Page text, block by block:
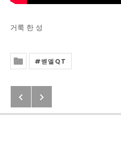
거룩 한 성
벧엘QT
Post navigation
Previous: 2020
Next: 2020년